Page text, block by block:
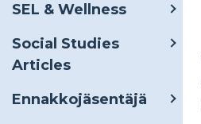
SEL & Wellness
Social Studies
Articles
Ennakkojäsentäjä